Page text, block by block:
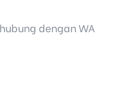
dengan WA